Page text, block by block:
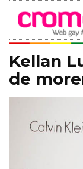
Kellan
de